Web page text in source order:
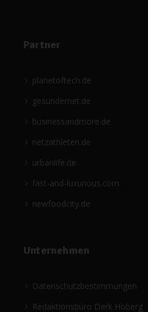
Partner
planetoftech.de
gesündernet.de
businessandmore.de
netzathleten.de
urbanlife.de
fast-and-luxurious.com
newfoodcity.de
Unternehmen
Datenschutzbestimmungen
Redaktionsbüro Derk Hoberg